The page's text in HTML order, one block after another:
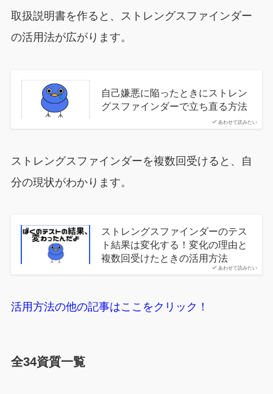
取扱説明書を作ると、ストレングスファインダー
の活用法が広がります。
あわせて読みたい
自己嫌悪に陥ったときにストレン
グスファインダーで立ち直る方法
ストレングスファインダーを複数回受けると、自
分の現状がわかります。
あわせて読みたい
ストレングスファインダーのテス
ト結果は変化する！変化の理由と
複数回受けたときの活用方法
活用方法の他の記事はここをクリック！
全34資質一覧